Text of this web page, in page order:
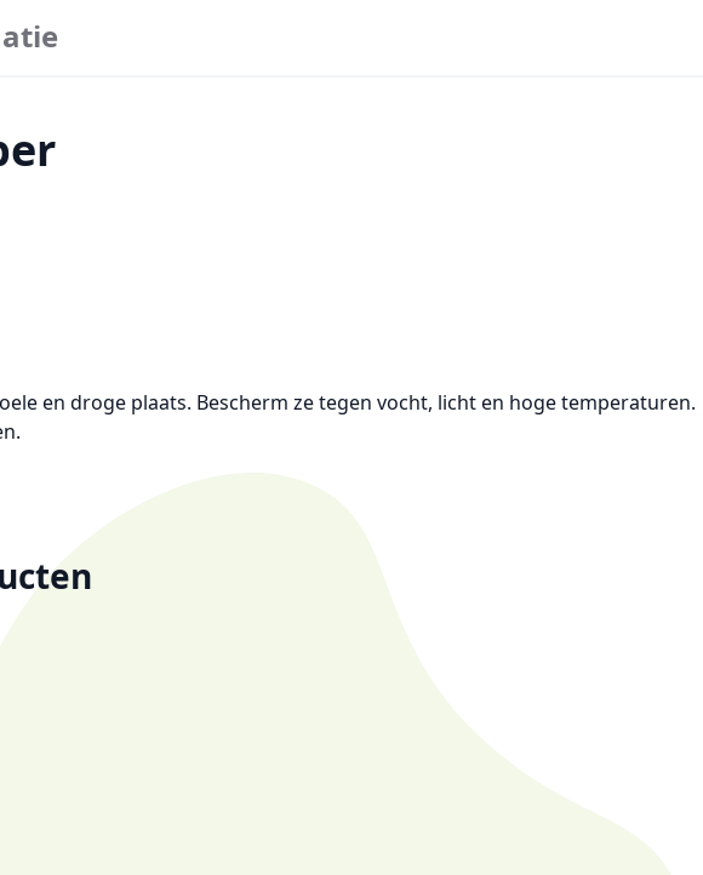
en droge plaats. Bescherm ze tegen vocht, licht en hoge temperaturen.